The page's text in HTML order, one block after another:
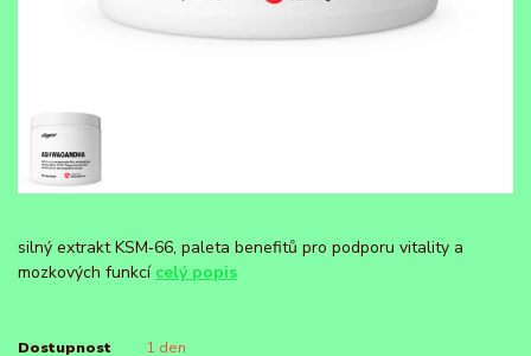
silný extrakt KSM‑66, paleta benefitů pro podporu vitality a
mozkových funkcí celý popis
Dostupnost 1 den